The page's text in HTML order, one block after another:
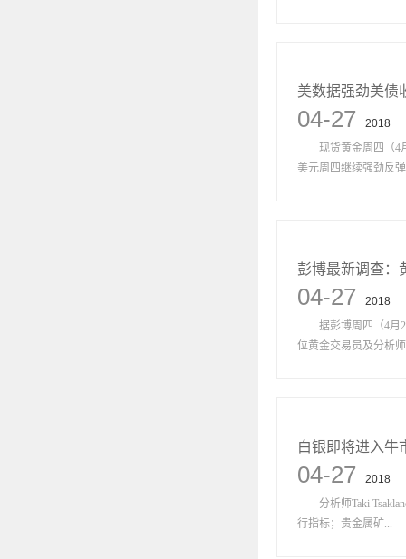
美数据强劲美债
04-27
2018
现货黄金周四（4月
美元周四继续强劲反
彭博最新调查：
04-27
2018
据彭博周四（4月26
位黄金交易员及分析
白银即将进入牛
04-27
2018
分析师Taki
行指标；贵金属矿...